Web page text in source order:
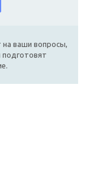
ваши вопросы,
подготовят